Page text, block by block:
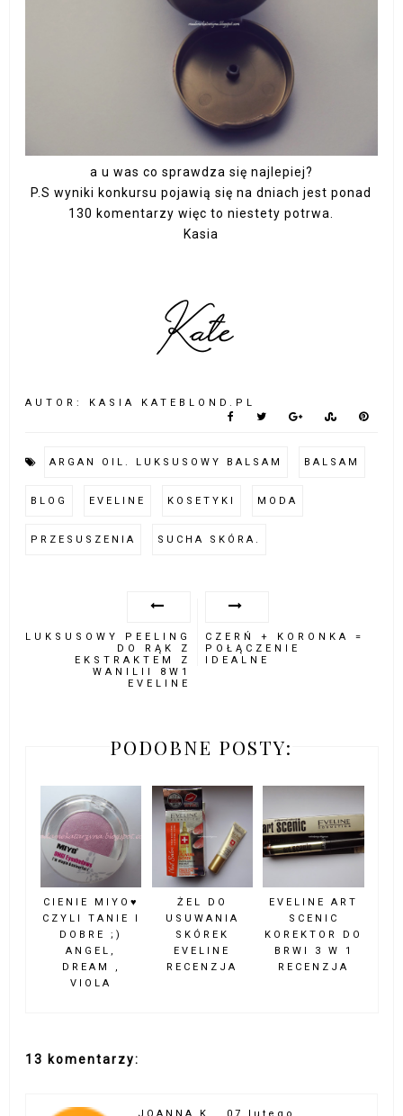
a u was co sprawdza się najlepiej?
P.S wyniki konkursu pojawią się na dniach jest ponad
130 komentarzy więc to niestety potrwa.
Kasia
AUTOR: KASIA KATEBLOND.PL
ARGAN OIL. LUKSUSOWY BALSAM BALSAM
BLOG EVELINE KOSETYKI MODA
PRZESUSZENIA SUCHA SKÓRA.
LUKSUSOWY PEELING
DO RĄK Z
EKSTRAKTEM Z
WANILII 8W1
EVELINE
CZERŃ + KORONKA =
POŁĄCZENIE
IDEALNE
PODOBNE POSTY:
CIENIE MIYO♥
CZYLI TANIE I
DOBRE ;)
ANGEL,
DREAM ,
VIOLA
ŻEL DO
USUWANIA
SKÓREK
EVELINE
RECENZJA
EVELINE ART
SCENIC
KOREKTOR DO
BRWI 3 W 1
RECENZJA
13 komentarzy: